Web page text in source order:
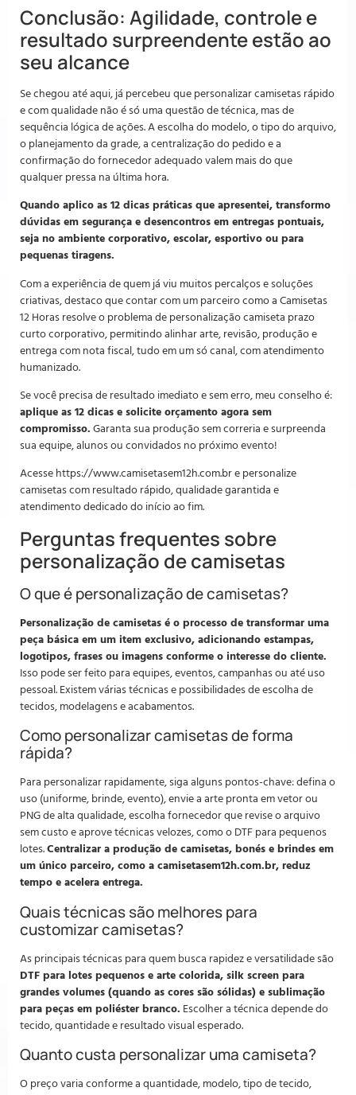
Conclusão: Agilidade, controle e
resultado surpreendente estão ao
seu alcance
Se chegou até aqui, já percebeu que personalizar camisetas rápido
e com qualidade não é só uma questão de técnica, mas de
sequência lógica de ações. A escolha do modelo, o tipo do arquivo,
o planejamento da grade, a centralização do pedido e a
confirmação do fornecedor adequado valem mais do que
qualquer pressa na última hora.
Quando aplico as 12 dicas práticas que apresentei, transformo
dúvidas em segurança e desencontros em entregas pontuais,
seja no ambiente corporativo, escolar, esportivo ou para
pequenas tiragens.
Com a experiência de quem já viu muitos percalços e soluções
criativas, destaco que contar com um parceiro como a Camisetas
12 Horas resolve o problema de personalização camiseta prazo
curto corporativo, permitindo alinhar arte, revisão, produção e
entrega com nota fiscal, tudo em um só canal, com atendimento
humanizado.
Se você precisa de resultado imediato e sem erro, meu conselho é:
aplique as 12 dicas e solicite orçamento agora sem
compromisso. Garanta sua produção sem correria e surpreenda
sua equipe, alunos ou convidados no próximo evento!
Acesse https://www.camisetasem12h.com.br e personalize
camisetas com resultado rápido, qualidade garantida e
atendimento dedicado do início ao fim.
Perguntas frequentes sobre
personalização de camisetas
O que é personalização de camisetas?
Personalização de camisetas é o processo de transformar uma
peça básica em um item exclusivo, adicionando estampas,
logotipos, frases ou imagens conforme o interesse do cliente.
Isso pode ser feito para equipes, eventos, campanhas ou até uso
pessoal. Existem várias técnicas e possibilidades de escolha de
tecidos, modelagens e acabamentos.
Como personalizar camisetas de forma
rápida?
Para personalizar rapidamente, siga alguns pontos-chave: defina o
uso (uniforme, brinde, evento), envie a arte pronta em vetor ou
PNG de alta qualidade, escolha fornecedor que revise o arquivo
sem custo e aprove técnicas velozes, como o DTF para pequenos
lotes.Centralizar a produção de camisetas, bonés e brindes em
um único parceiro, como a camisetasem12h.com.br, reduz
tempo e acelera entrega.
Quais técnicas são melhores para
customizar camisetas?
As principais técnicas para quem busca rapidez e versatilidade são
DTF para lotes pequenos e arte colorida, silk screen para
grandes volumes (quando as cores são sólidas) e sublimação
para peças em poliéster branco. Escolher a técnica depende do
tecido, quantidade e resultado visual esperado.
Quanto custa personalizar uma camiseta?
O preço varia conforme a quantidade, modelo, tipo de tecido,